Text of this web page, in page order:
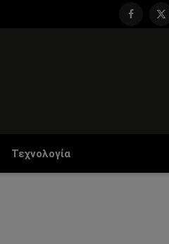
Facebook
X
Τεχνολογία